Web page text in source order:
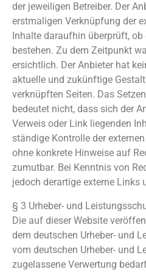
der jeweiligen Betreiber. Der
erstmaligen Verknüpfung der
Inhalte daraufhin überprüft,
bestehen. Zu dem Zeitpunkt
ersichtlich. Der Anbieter hat
aktuelle und zukünftige
verknüpften Seiten. Das
bedeutet nicht, dass sich der
Verweis oder Link liegenden
ständige Kontrolle der
ohne konkrete Hinweise auf
zumutbar. Bei Kenntnis von
jedoch derartige externe Links
§ 3 Urheber- und
Die auf dieser Website
dem deutschen Urheber- und
vom deutschen Urheber- und
zugelassene Verwertung